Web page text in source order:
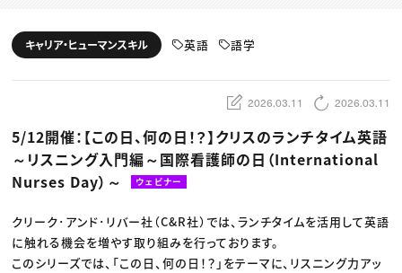
動画配信・映像制作
編集・ライティング
ディレクション
TOP Creator’s コラム トップ
Webクリエイター
ゲームクリエイター
クリエイターインタビュー
C＆R Magazine
セミナー
ニュース・トレンド トップ
Web
映像
ゲーム・エンタメ
広告
CREATIVE VILLAGEからのお知らせ
プロフェッショナル×つながる×メディア
キャリア・ヒューマンスキル 英語 語学
2026.03.11 2026.03.11
5/12開催：【この日、何の日！？】クリスのランチタイム英語
～リスニング入門編～国際看護師の日（International
Nurses Day）～
ウェビナー
クリーク･アンド･リバー社（C&R社）では、ランチタイムを活用して英語
に触れる機会を増やす取り組みを行っております。
このシリーズでは、「この日、何の日！？」をテーマに、リスニング力アッ